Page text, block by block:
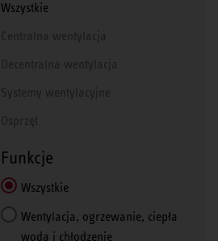
Wszystkie
Centralna wentylacja
Decentralna wentylacja
Systemy wentylacyjne
Osprzęt
Funkcje
Wszystkie
Wentylacja, ogrzewanie, ciepła
woda i chłodzenie